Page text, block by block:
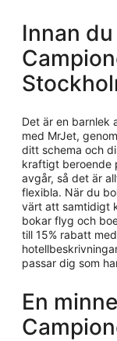
Innan
Det är en barnlek
med MrJet,
ditt schema och
kraftigt beroende
avgår, så det är
flexibla. När du
värt att samtidigt
bokar flyg och
till 15% rabatt
passar dig som
En